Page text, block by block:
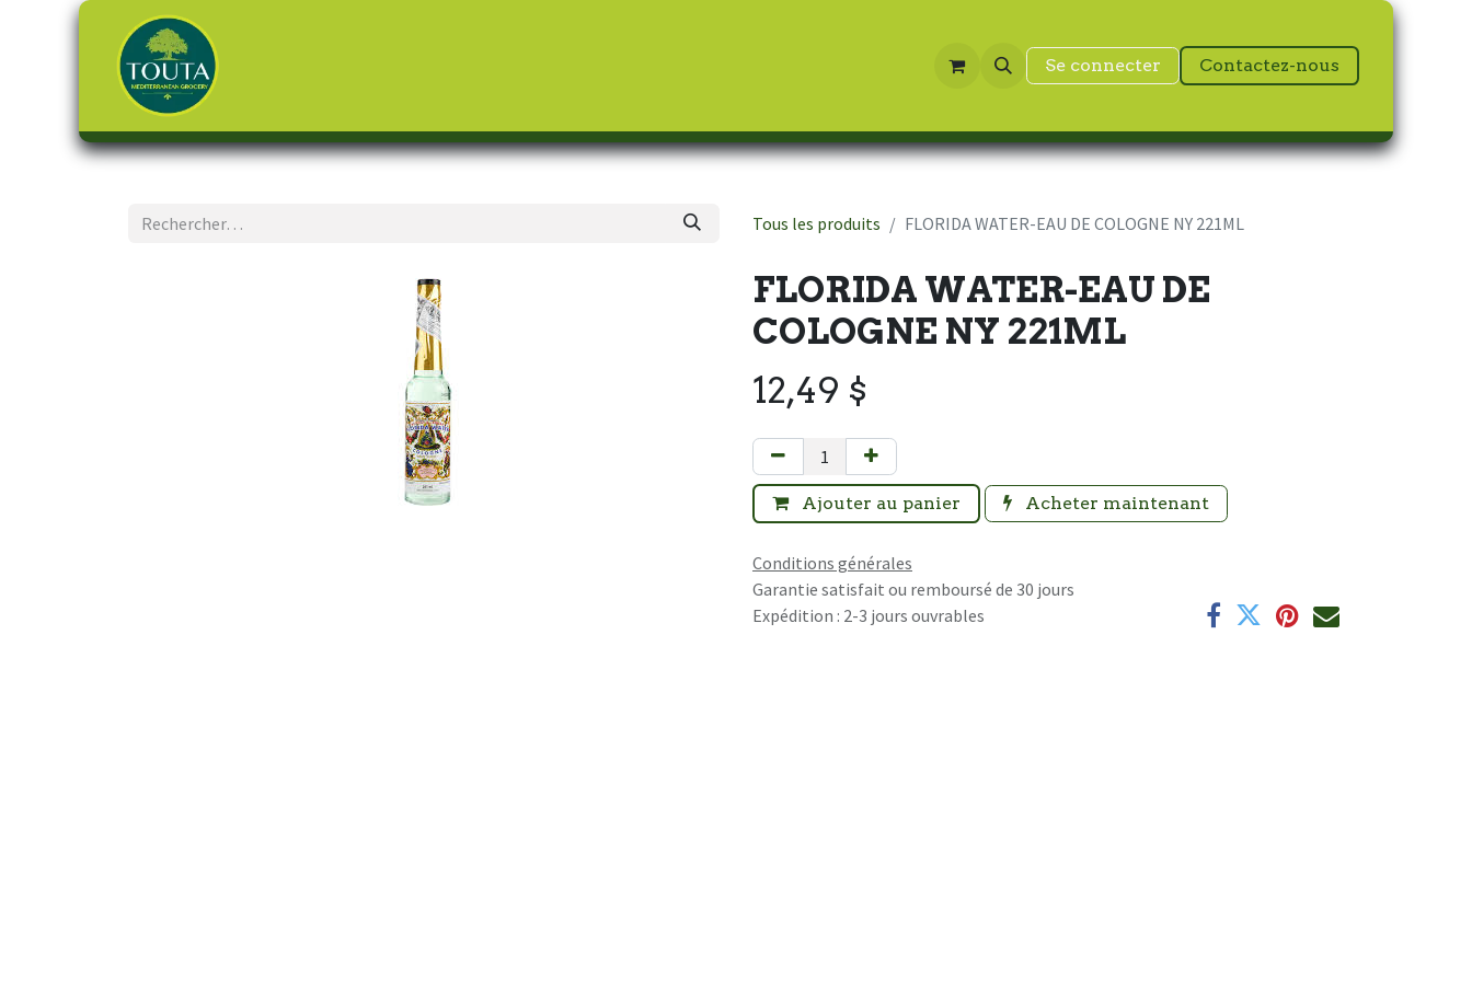
Se connecter Contactez-nous
Tous les produits FLORIDA WATER-EAU DE COLOGNE NY 221ML
FLORIDA WATER-EAU DE
COLOGNE NY 221ML
12,49 $
Ajouter au panier Acheter maintenant
Conditions générales
Garantie satisfait ou remboursé de 30 jours
Expédition : 2-3 jours ouvrables